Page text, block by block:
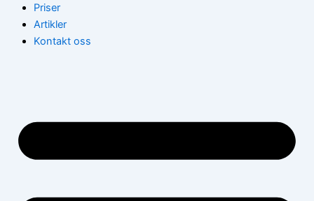
Priser
Artikler
Kontakt oss